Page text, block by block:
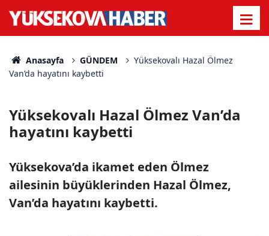
Anasayfa GÜNDEM
Yüksekovalı Hazal Ölmez
Van’da hayatını kaybetti
Yüksekovalı Hazal Ölmez Van’da
hayatını kaybetti
Yüksekova’da ikamet eden Ölmez
ailesinin büyüklerinden Hazal Ölmez,
Van’da hayatını kaybetti.